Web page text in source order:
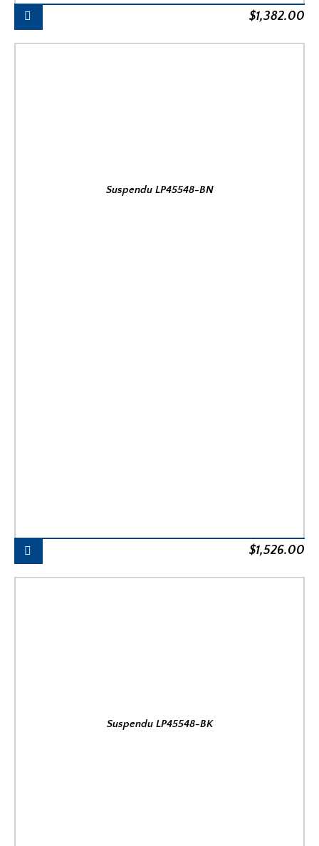
$1,382.00
Suspendu LP45548-BN
$1,526.00
Suspendu LP45548-BK